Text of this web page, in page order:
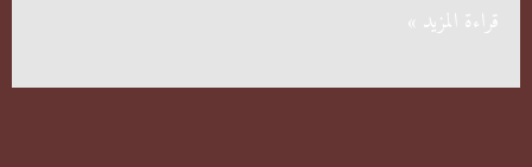
شركة
حشرات
قراءة المزيد »